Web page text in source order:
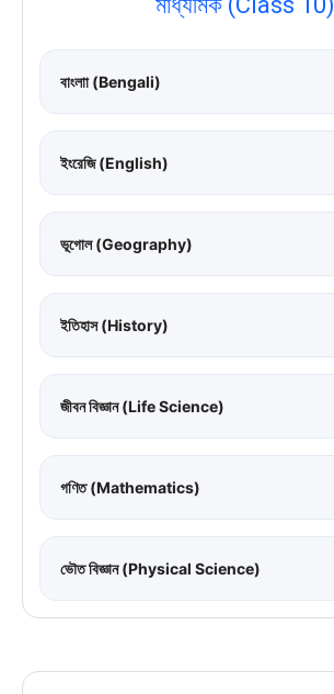
বাংলাা (Bengali)
ইংরেজি (English)
ভূগোল (Geography)
ইতিহাস (History)
জীবন বিজ্ঞান (Life Science)
গণিত (Mathematics)
ভৌত বিজ্ঞান (Physical Science)